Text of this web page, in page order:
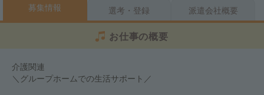
募集情報 選考・登録 派遣会社概要
お仕事の概要
介護関連
＼グループホームでの生活サポート／